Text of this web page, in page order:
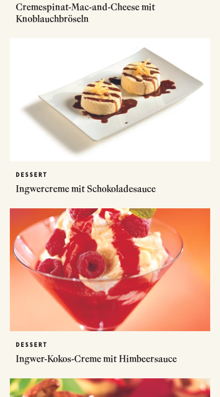
Cremespinat-Mac-and-Cheese mit
Knoblauchbröseln
DESSERT
Ingwercreme mit Schokoladesauce
DESSERT
Ingwer-Kokos-Creme mit Himbeersauce